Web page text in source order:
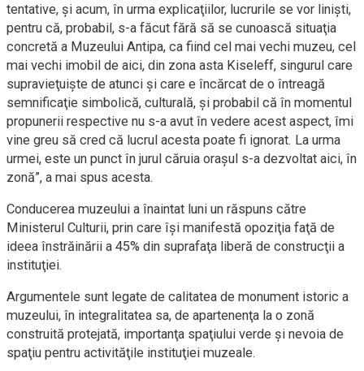
tentative, şi acum, în urma explicaţiilor, lucrurile se vor linişti,
pentru că, probabil, s-a făcut fără să se cunoască situaţia
concretă a Muzeului Antipa, ca fiind cel mai vechi muzeu, cel
mai vechi imobil de aici, din zona asta Kiseleff, singurul care
supravieţuişte de atunci şi care e încărcat de o întreagă
semnificaţie simbolică, culturală, şi probabil că în momentul
propunerii respective nu s-a avut în vedere acest aspect, îmi
vine greu să cred că lucrul acesta poate fi ignorat. La urma
urmei, este un punct în jurul căruia oraşul s-a dezvoltat aici, în
zonă”, a mai spus acesta.
Conducerea muzeului a înaintat luni un răspuns către
Ministerul Culturii, prin care îşi manifestă opoziţia faţă de
ideea înstrăinării a 45% din suprafaţa liberă de construcţii a
instituţiei.
Argumentele sunt legate de calitatea de monument istoric a
muzeului, în integralitatea sa, de apartenenţa la o zonă
construită protejată, importanţa spaţiului verde şi nevoia de
spaţiu pentru activităţile instituţiei muzeale.